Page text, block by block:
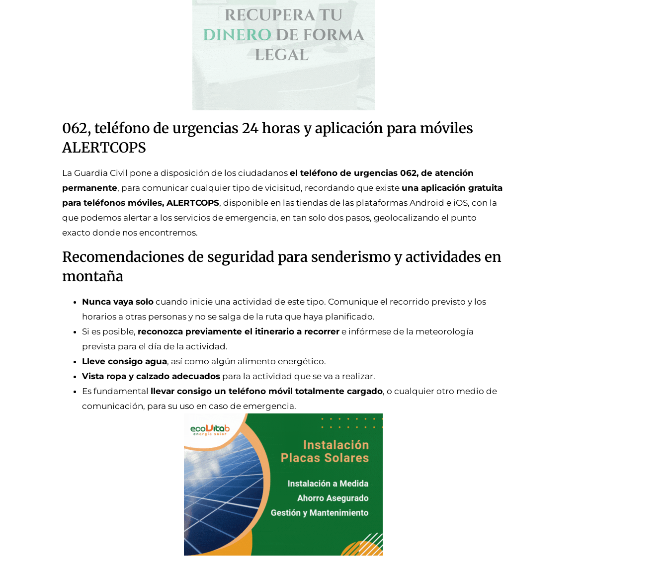
062, teléfono de urgencias 24 horas y aplicación para móviles
ALERTCOPS
La Guardia Civil pone a disposición de los ciudadanos el teléfono de urgencias 062, de atención
permanente, para comunicar cualquier tipo de vicisitud, recordando que existe una aplicación gratuita
para teléfonos móviles, ALERTCOPS, disponible en las tiendas de las plataformas Android e iOS, con la
que podemos alertar a los servicios de emergencia, en tan solo dos pasos, geolocalizando el punto
exacto donde nos encontremos.
Recomendaciones de seguridad para senderismo y actividades en
montaña
Nunca vaya solo cuando inicie una actividad de este tipo. Comunique el recorrido previsto y los
horarios a otras personas y no se salga de la ruta que haya planificado.
Si es posible, reconozca previamente el itinerario a recorrer e infórmese de la meteorología
prevista para el día de la actividad.
Lleve consigo agua, así como algún alimento energético.
Vista ropa y calzado adecuados para la actividad que se va a realizar.
Es fundamental llevar consigo un teléfono móvil totalmente cargado, o cualquier otro medio de
comunicación, para su uso en caso de emergencia.